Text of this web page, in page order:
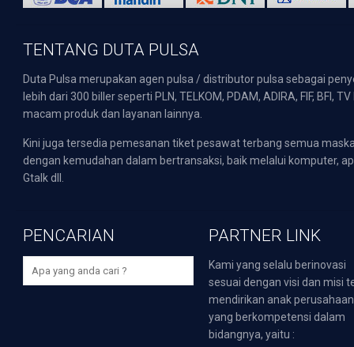
TENTANG DUTA PULSA
Duta Pulsa merupakan agen pulsa / distributor pulsa sebagai
lebih dari 300 biller seperti PLN, TELKOM, PDAM, ADIRA, FIF,
macam produk dan layanan lainnya.
Kini juga tersedia pemesanan tiket pesawat terbang semua
dengan kemudahan dalam bertransaksi, baik melalui komputer,
Gtalk dll.
PENCARIAN PARTNER LINK
Kami yang selalu berinovasi
sesuai dengan visi dan misi
mendirikan anak perusahaan
yang berkompetensi dalam
bidangnya, yaitu :